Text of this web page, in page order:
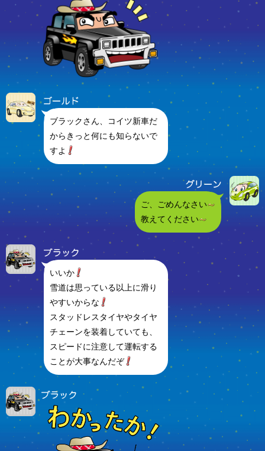
ブラックさん、コイツ新車だ
からきっと何にも知らないで
すよ
ご、ごめんなさい
教えてください
いいか
雪道は思っている以上に滑り
やすいからな
スタッドレスタイヤやタイヤ
チェーンを装着していても、
スピードに注意して運転する
ことが大事なんだぞ